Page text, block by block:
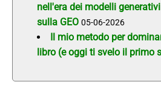
nell'era dei modelli
sulla GEO 05-06-2026
Il mio metodo per
libro (e oggi ti svelo il primo